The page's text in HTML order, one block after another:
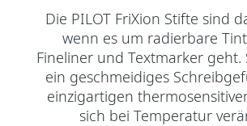
Die PILOT FriXion Stifte sind
wenn es um radierbare
Fineliner und Textmarker geht.
ein geschmeidiges
einzigartigen
sich bei Temperatur